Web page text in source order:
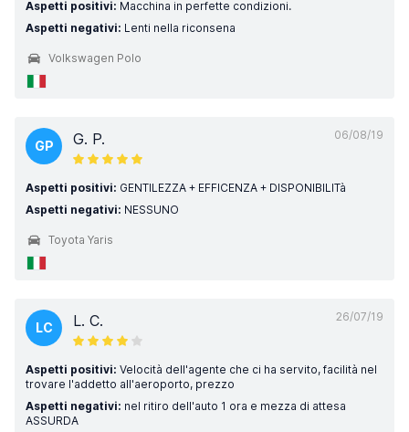
Aspetti positivi: Macchina in perfette condizioni.
Aspetti negativi: Lenti nella riconsena
Volkswagen Polo
06/08/19
GP G. P.
Aspetti positivi: GENTILEZZA + EFFICENZA + DISPONIBILITà
Aspetti negativi: NESSUNO
Toyota Yaris
26/07/19
LC L. C.
Aspetti positivi: Velocità dell'agente che ci ha servito, facilità nel
trovare l'addetto all'aeroporto, prezzo
Aspetti negativi: nel ritiro dell'auto 1 ora e mezza di attesa
ASSURDA